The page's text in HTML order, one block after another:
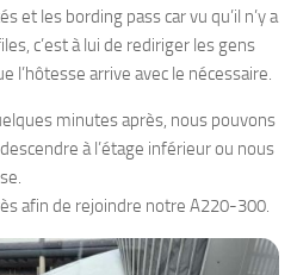
et les bording pass car vu qu’il n’y a
c’est à lui de rediriger les gens
l’hôtesse arrive avec le nécessaire.
minutes après, nous pouvons
à l’étage inférieur ou nous
afin de rejoindre notre A220-300.